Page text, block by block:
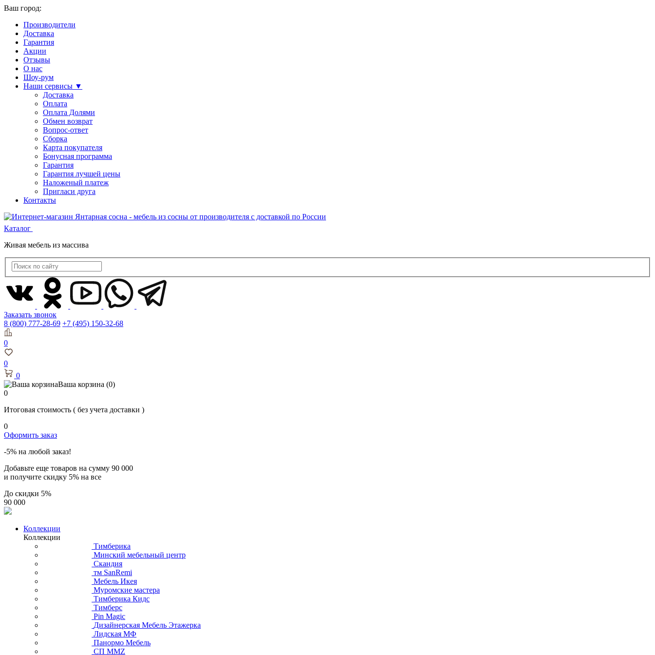
Ваш город:
Производители
Доставка
Гарантия
Акции
Отзывы
О нас
Шоу-рум
Наши сервисы ▼
Доставка
Оплата
Оплата Долями
Обмен возврат
Вопрос-ответ
Сборка
Карта покупателя
Бонусная программа
Гарантия
Гарантия лучшей цены
Наложеный платеж
Пригласи друга
Контакты
Каталог
Живая мебель из массива
Заказать звонок
8 (800) 777-28-69 +7 (495) 150-32-68
0
0
0
Ваша корзина (0)
0
Итоговая стоимость ( без учета доставки )
0
Оформить заказ
-5% на любой заказ!
Добавьте еще товаров на сумму 90 000
и получите скидку 5% на все
До скидки 5%
90 000
Коллекции
Коллекции
Тимберика
Минский мебельный центр
Скандия
тм SanRemi
Мебель Икея
Муромские мастера
Тимберика Кидс
Тимберс
Pin Magic
Дизайнерская Мебель Этажерка
Лидская МФ
Панормо Мебель
СП ММZ